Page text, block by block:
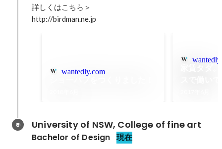
詳しくはこちら＞
http://birdman.ne.jp
wantedly.com
University of NSW, College of fine art
Bachelor of Design 現在